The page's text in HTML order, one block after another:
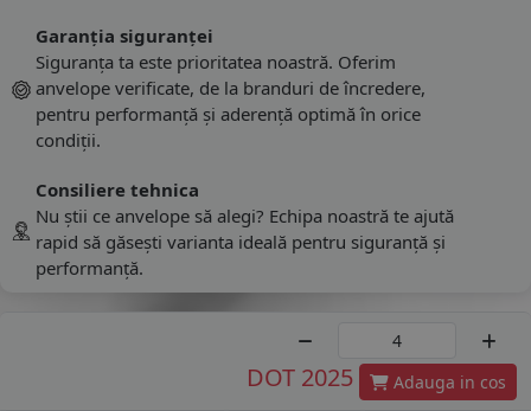
Garanția siguranței
Siguranța ta este prioritatea noastră. Oferim
anvelope verificate, de la branduri de încredere,
pentru performanță și aderență optimă în orice
condiții.
Consiliere tehnica
Nu știi ce anvelope să alegi? Echipa noastră te ajută
rapid să găsești varianta ideală pentru siguranță și
performanță.
DOT 2025 Adauga in cos